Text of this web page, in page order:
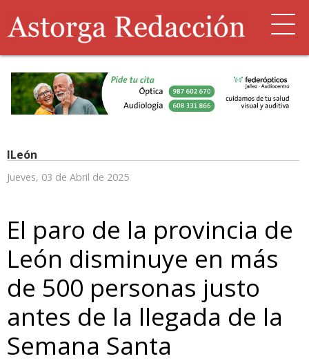
ILeón
Jueves, 03 de Abril de 2025
El paro de la provincia de
León disminuye en más
de 500 personas justo
antes de la llegada de la
Semana Santa